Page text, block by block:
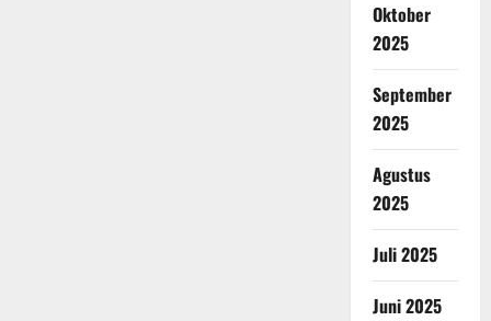
Oktober
2025
September
2025
Agustus
2025
Juli 2025
Juni 2025